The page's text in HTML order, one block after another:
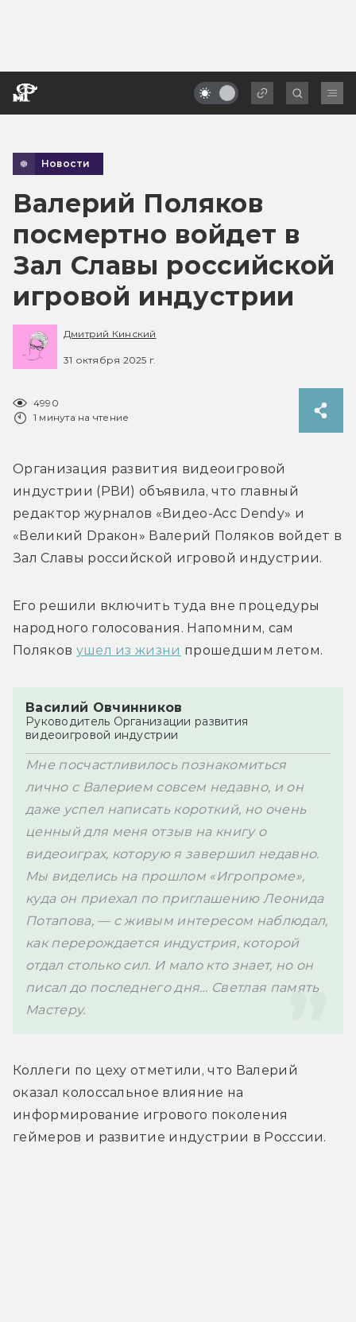
Новости
Валерий Поляков
посмертно войдет в
Зал Славы российской
игровой индустрии
Дмитрий Кинский
31 октября 2025 г.
4990
1 минута на чтение
Организация развития видеоигровой
индустрии (РВИ) объявила, что главный
редактор журналов «Видео-Acc Dendy» и
«Великий Dракон» Валерий Поляков войдет в
Зал Славы российской игровой индустрии.
Его решили включить туда вне процедуры
народного голосования. Напомним, сам
Поляков ушел из жизни прошедшим летом.
Василий Овчинников
Руководитель Организации развития
видеоигровой индустрии
Мне посчастливилось познакомиться
лично с Валерием совсем недавно, и он
даже успел написать короткий, но очень
ценный для меня отзыв на книгу о
видеоиграх, которую я завершил недавно.
Мы виделись на прошлом «Игропроме»,
куда он приехал по приглашению Леонида
Потапова, — с живым интересом наблюдал,
как перерождается индустрия, которой
отдал столько сил. И мало кто знает, но он
писал до последнего дня… Светлая память
Мастеру.
Коллеги по цеху отметили, что Валерий
оказал колоссальное влияние на
информирование игрового поколения
геймеров и развитие индустрии в Росссии.